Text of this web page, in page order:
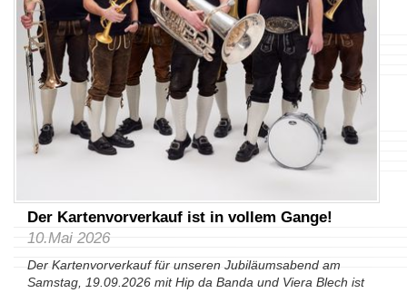
Der Kartenvorverkauf ist in vollem Gange!
10.Mai 2026
Der Kartenvorverkauf für unseren Jubiläumsabend am
Samstag, 19.09.2026 mit Hip da Banda und Viera Blech ist